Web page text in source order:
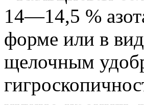
14—14,5 %
форме или в
щелочным